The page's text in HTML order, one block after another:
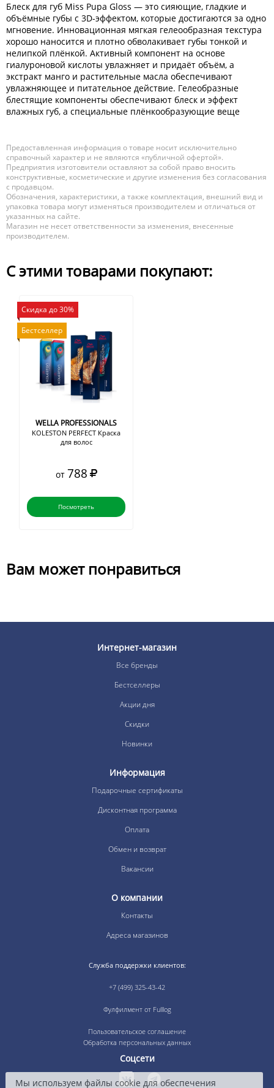
Блеск для губ Miss Pupa Gloss — это сияющие, гладкие и
объёмные губы с 3D-эффектом, которые достигаются за одно
мгновение. Инновационная мягкая гелеообразная текстура
хорошо наносится и плотно обволакивает губы тонкой и
нелипкой плёнкой. Активный компонент на основе
гиалуроновой кислоты увлажняет и придаёт объём, а
экстракт манго и растительные масла обеспечивают
увлажняющее и питательное действие. Гелеобразные
блестящие компоненты обеспечивают блеск и эффект
влажных губ, а специальные плёнкообразующие веще
Предоставленная информация о товаре носит исключительно
справочный характер и не являются «публичной офертой».
Предприятия изготовители оставляют за собой право вносить
конструктивные, косметические и другие изменения без согласования
с продавцом.
Обозначения, характеристики, а также комплектация, внешний вид и
упаковка товара могут изменяться производителем и отличаться от
указанных на сайте.
Магазин не несет ответственности за изменения, внесенные
производителем.
С этими товарами покупают:
Скидка до 30%
Бестселлер
WELLA PROFESSIONALS
KOLESTON PERFECT Краска
для волос
от 788
Посмотреть
Вам может понравиться
Интернет-магазин
Все бренды
Бестселлеры
Акции дня
Скидки
Новинки
Информация
Подарочные сертификаты
Дисконтная программа
Оплата
Обмен и возврат
Вакансии
О компании
Контакты
Адреса магазинов
Служба поддержки клиентов:
+7 (499) 325-43-42
Фулфилмент от Fulllog
Пользовательское соглашение
Обработка персональных данных
Соцсети
Мы используем файлы cookie для обеспечения